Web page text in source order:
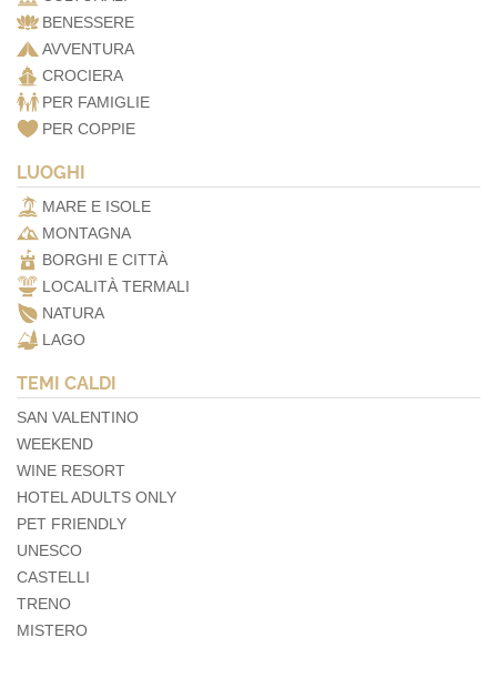
BENESSERE
AVVENTURA
CROCIERA
PER FAMIGLIE
PER COPPIE
LUOGHI
MARE E ISOLE
MONTAGNA
BORGHI E CITTÀ
LOCALITÀ TERMALI
NATURA
LAGO
TEMI CALDI
SAN VALENTINO
WEEKEND
WINE RESORT
HOTEL ADULTS ONLY
PET FRIENDLY
UNESCO
CASTELLI
TRENO
MISTERO